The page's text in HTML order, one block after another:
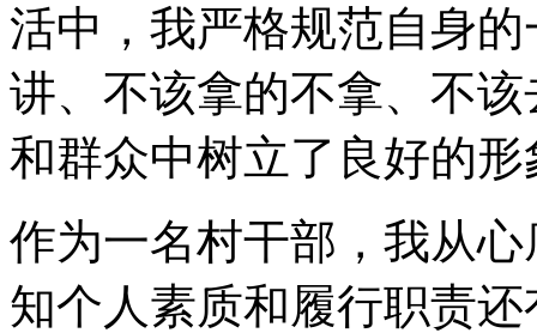
活中，我严格规范自身
讲、不该拿的不拿、不
和群众中树立了良好的形
作为一名村干部，我从
知个人素质和履行职责